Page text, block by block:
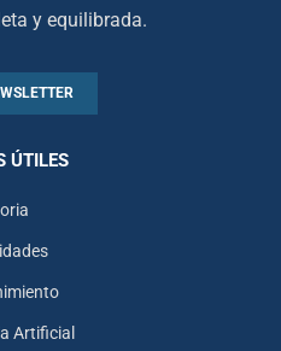
y equilibrada.
ÚTILES
Artificial